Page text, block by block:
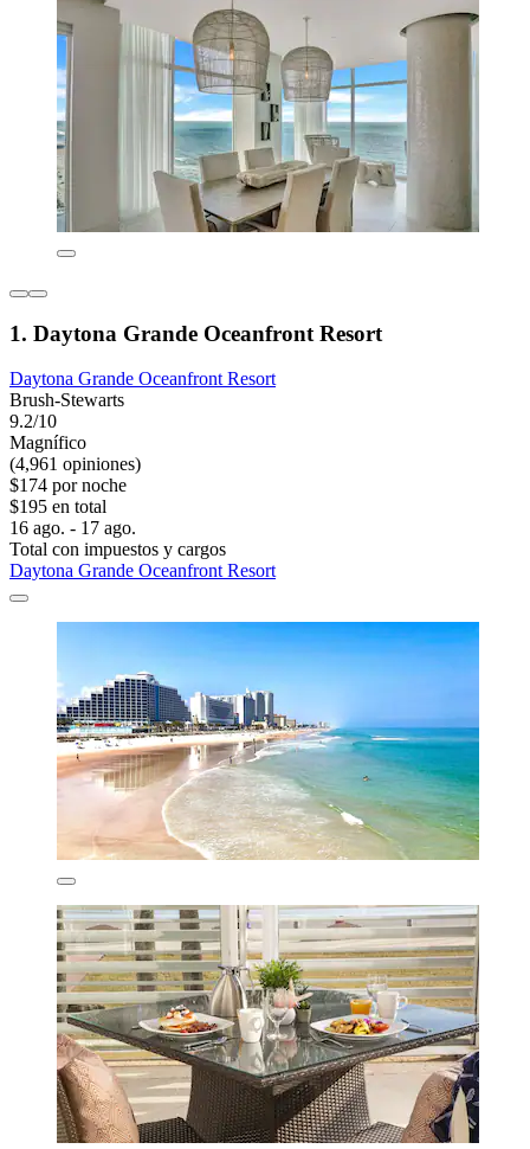
1. Daytona Grande Oceanfront Resort
Daytona Grande Oceanfront Resort
Brush-Stewarts
9.2/10
Magnífico
(4,961 opiniones)
$174 por noche
$195 en total
16 ago. - 17 ago.
Total con impuestos y cargos
Daytona Grande Oceanfront Resort